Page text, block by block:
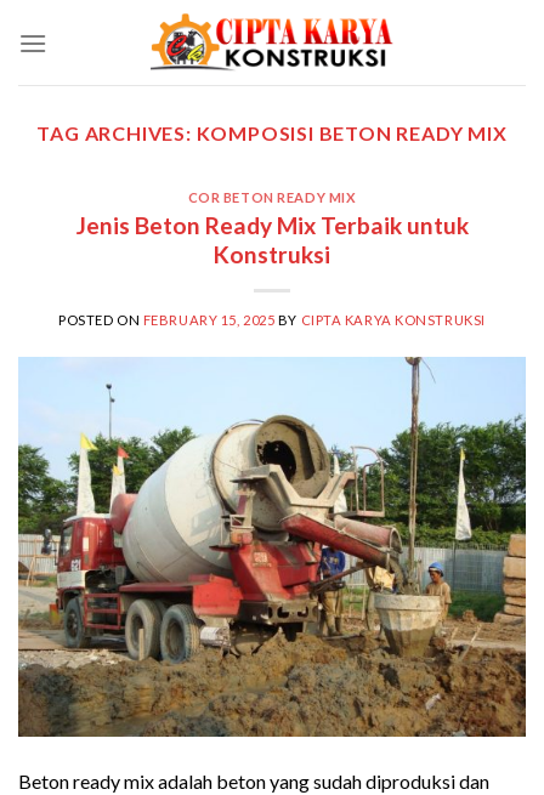
TAG ARCHIVES: KOMPOSISI BETON READY MIX
COR BETON READY MIX
Jenis Beton Ready Mix Terbaik untuk
Konstruksi
POSTED ON FEBRUARY 15, 2025 BY CIPTA KARYA KONSTRUKSI
Beton ready mix adalah beton yang sudah diproduksi dan